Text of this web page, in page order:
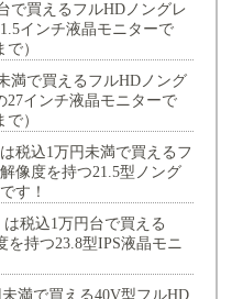
で買えるフルHDノングレ
インチ液晶モニターで
）
満で買えるフルHDノング
27インチ液晶モニターで
）
税込1万円未満で買えるフ
像度を持つ21.5型ノング
す！
は税込1万円台で買える
を持つ23.8型IPS液晶モニ
未満で買える40V型フルHD